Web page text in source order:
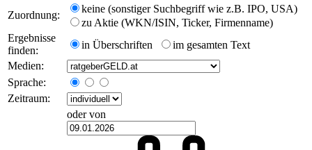
Zuordnung:
keine (sonstiger Suchbegriff wie z.B. IPO, USA)
zu Aktie (WKN/ISIN, Ticker, Firmenname)
Ergebnisse
finden:
in Überschriften
im gesamten Text
Medien:
Sprache:
Zeitraum:
oder von